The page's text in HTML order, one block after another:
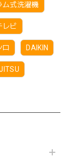
ム式洗濯機
レビ
ロ DAIKIN